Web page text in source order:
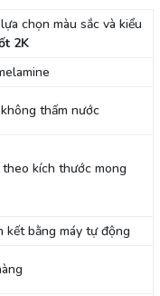
chọn màu sắc và kiểu
2K
thấm nước
kích thước mong
kết bằng máy tự động